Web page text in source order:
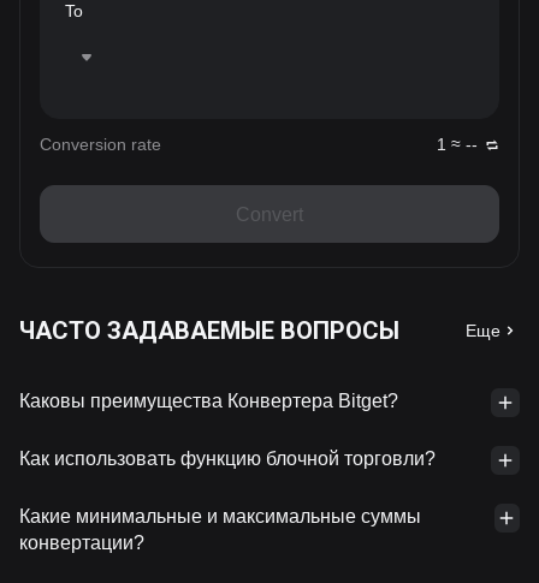
To
Conversion rate 1 ≈ --
Convert
ЧАСТО ЗАДАВАЕМЫЕ ВОПРОСЫ Еще
Каковы преимущества Конвертера Bitget?
Как использовать функцию блочной торговли?
Какие минимальные и максимальные суммы
конвертации?